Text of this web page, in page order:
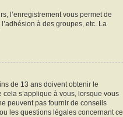
l’enregistrement vous permet de
à des groupes, etc. La
de 13 ans doivent obtenir le
s’applique à vous, lorsque vous
peuvent pas fournir de conseils
les questions légales concernant ce